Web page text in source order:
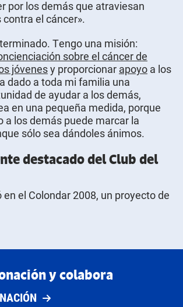
por los demás que atraviesan
el cáncer».
Tengo una misión:
sobre el cáncer de
jóvenesy proporcionar apoyo a los
dado a toda mi familia una
de ayudar a los demás,
en una pequeña medida, porque
a los demás puede marcar la
sólo sea dándoles ánimos.
destacado del Club del
el Colondar 2008, un proyecto de
y colabora